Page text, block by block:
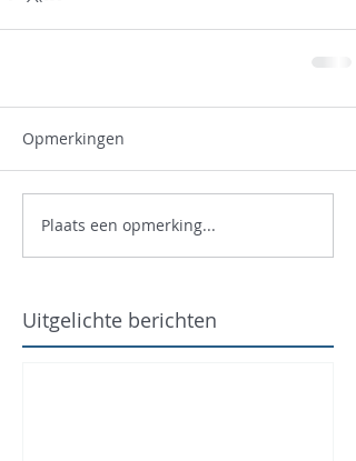
Opmerkingen
Plaats een opmerking...
Uitgelichte berichten